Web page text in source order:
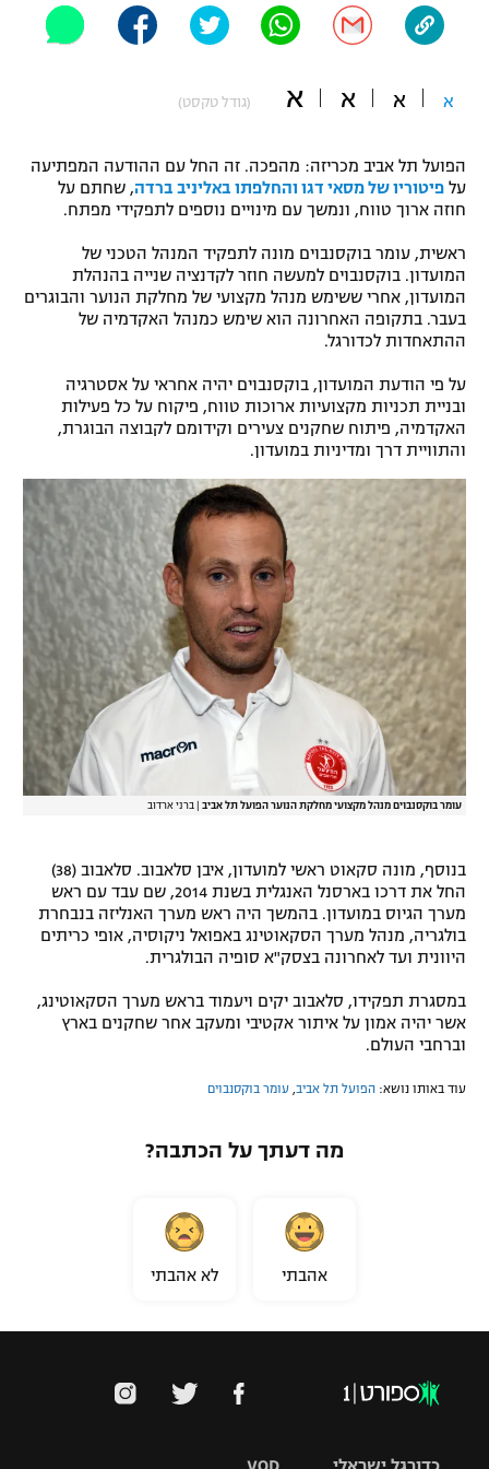
"מחצית בשכונה" – פודקאסט
משתתפים וזוכים בפרסים
תקנון משתתפים וזוכים בפרסים
תקנון עבור פעילות אלקטרה
תקנון עבור פעילות ספורט 1 – "מרלן"
טניס
גיימינג E-Sports
תנאי שימוש
מדיניות פרטיות
רשיון להקרנה פומבית לבית עסק
הצטרפות לחבילת הערוצים
לוח דרושים – ג'ובנט
תגיות
המגזין
אופניים
ספורט מוטורי
פוטבול אמריקאי NFL
בייסבול MLB
ספורט אתגרי ואקסטרים
גיימינג E-Sports
א א א א (גודל טקסט)
הפועל תל אביב מכריזה: מהפכה. זה החל עם ההודעה המפתיעה
על פיטוריו של מסאי דגו והחלפתו באליניב ברדה, שחתם על
חוזה ארוך טווח, ונמשך עם מינויים נוספים לתפקידי מפתח.
ראשית, עומר בוקסנבוים מונה לתפקיד המנהל הטכני של
המועדון. בוקסנבוים למעשה חוזר לקדנציה שנייה בהנהלת
המועדון, אחרי ששימש מנהל מקצועי של מחלקת הנוער והבוגרים
בעבר. בתקופה האחרונה הוא שימש כמנהל האקדמיה של
ההתאחדות לכדורגל.
על פי הודעת המועדון, בוקסנבוים יהיה אחראי על אסטרגיה
ובניית תכניות מקצועיות ארוכות טווח, פיקוח על כל פעילות
האקדמיה, פיתוח שחקנים צעירים וקידומם לקבוצה הבוגרת,
והתוויית דרך ומדיניות במועדון.
עומר בוקסנבוים מנהל מקצועי מחלקת הנוער הפועל תל אביב ברני ארדוב
בנוסף, מונה סקאוט ראשי למועדון, איבן סלאבוב. סלאבוב (38)
החל את דרכו בארסנל האנגלית בשנת 2014, שם עבד עם ראש
מערך הגיוס במועדון. בהמשך היה ראש מערך האנליזה בנבחרת
בולגריה, מנהל מערך הסקאוטינג באפואל ניקוסיה, אופי כריתים
היוונית ועד לאחרונה בצסק"א סופיה הבולגרית.
במסגרת תפקידו, סלאבוב יקים ויעמוד בראש מערך הסקאוטינג,
אשר יהיה אמון על איתור אקטיבי ומעקב אחר שחקנים בארץ
וברחבי העולם.
עוד באותו נושא: הפועל תל אביב עומר בוקסנבוים
מה דעתך על הכתבה?
אהבתי לא אהבתי
VOD כדורגל ישראלי